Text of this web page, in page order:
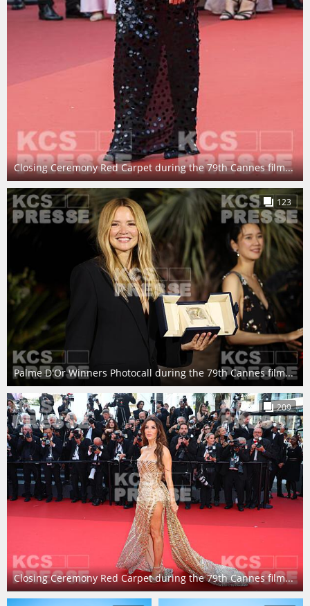
Closing Ceremony Red Carpet during the 79th Cannes film...
Palme D'Or Winners Photocall during the 79th Cannes film...
123
Closing Ceremony Red Carpet during the 79th Cannes film...
209